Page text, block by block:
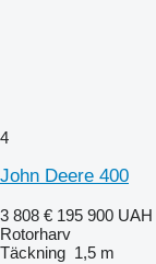
4
John Deere 400
3 808 € 195 900 UAH
Rotorharv
Täckning 1,5 m